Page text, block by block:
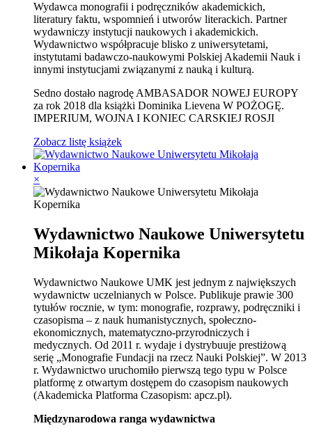
Wydawca monografii i podręczników akademickich,
literatury faktu, wspomnień i utworów literackich. Partner
wydawniczy instytucji naukowych i akademickich.
Wydawnictwo współpracuje blisko z uniwersytetami,
instytutami badawczo-naukowymi Polskiej Akademii Nauk i
innymi instytucjami związanymi z nauką i kulturą.
Sedno dostało nagrodę AMBASADOR NOWEJ EUROPY
za rok 2018 dla książki Dominika Lievena W POŻOGĘ.
IMPERIUM, WOJNA I KONIEC CARSKIEJ ROSJI
Zobacz listę książek
×
Wydawnictwo Naukowe Uniwersytetu
Mikołaja Kopernika
Wydawnictwo Naukowe UMK jest jednym z największych
wydawnictw uczelnianych w Polsce. Publikuje prawie 300
tytułów rocznie, w tym: monografie, rozprawy, podręczniki i
czasopisma – z nauk humanistycznych, społeczno-
ekonomicznych, matematyczno-przyrodniczych i
medycznych. Od 2011 r. wydaje i dystrybuuje prestiżową
serię „Monografie Fundacji na rzecz Nauki Polskiej”. W 2013
r. Wydawnictwo uruchomiło pierwszą tego typu w Polsce
platformę z otwartym dostępem do czasopism naukowych
(Akademicka Platforma Czasopism: apcz.pl).
Międzynarodowa ranga wydawnictwa